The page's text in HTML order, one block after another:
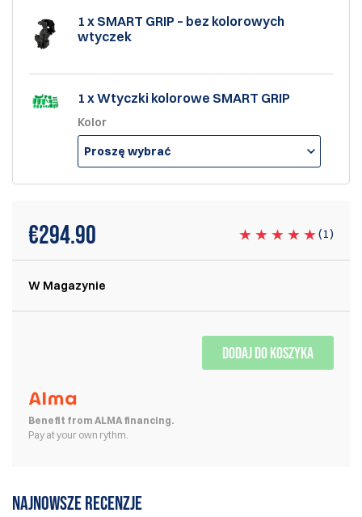
1 x SMART GRIP – bez kolorowych
wtyczek
1 x Wtyczki kolorowe SMART GRIP
Kolor
Proszę wybrać
€294.90 (1)
W Magazynie
DODAJ DO KOSZYKA
Benefit from ALMA financing.
Pay at your own rythm.
Najnowsze recenzje